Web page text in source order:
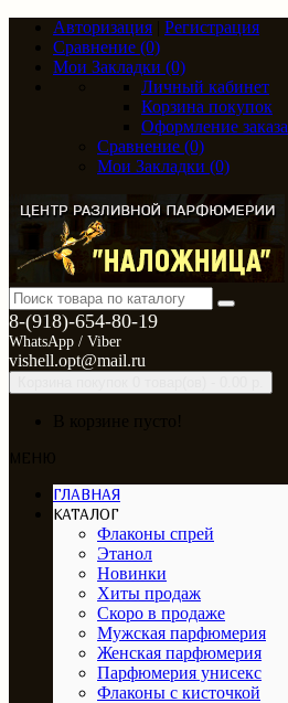
Авторизация
Регистрация
Сравнение (0)
Мои Закладки (0)
Личный кабинет
Корзина покупок
Оформление заказа
Сравнение (0)
Мои Закладки (0)
8-(918)-654-80-19
WhatsApp / Viber
vishell.opt@mail.ru
ГЛАВНАЯ
КАТАЛОГ
Флаконы спрей
Этанол
Новинки
Хиты продаж
Скоро в продаже
Мужская парфюмерия
Женская парфюмерия
Парфюмерия унисекс
Флаконы с кисточкой